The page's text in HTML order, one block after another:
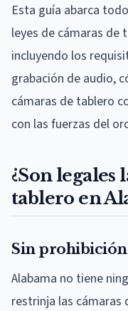
Esta guía abarca
leyes de cámaras de
incluyendo los
grabación de audio,
cámaras de tablero
con las fuerzas del
¿Son legales
tablero en
Sin prohibición
Alabama no tiene
restrinja las cámaras